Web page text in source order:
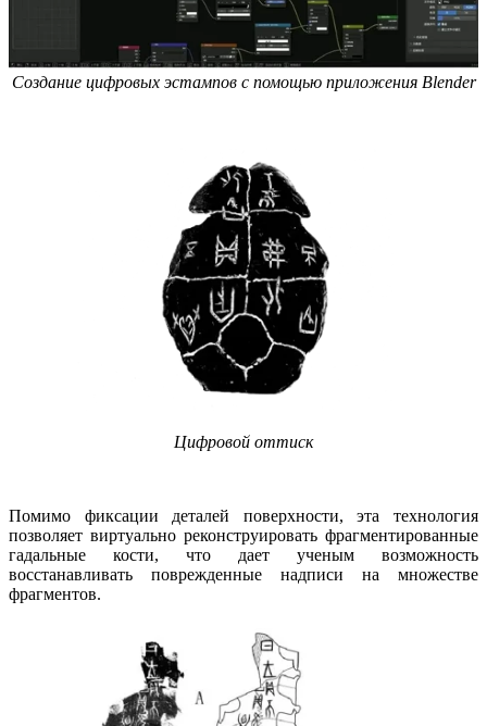
Создание цифровых эстампов с помощью приложения Blender
Цифровой оттиск
Помимо фиксации деталей поверхности, эта технология
позволяет виртуально реконструировать фрагментированные
гадальные кости, что дает ученым возможность
восстанавливать поврежденные надписи на множестве
фрагментов.